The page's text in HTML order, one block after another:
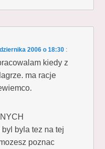
2006 o 18:30 :
kiedy z
ma racje
byla tez na tej
poznac